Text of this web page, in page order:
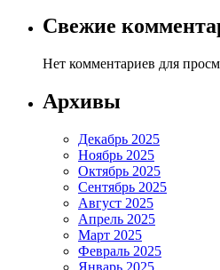
Свежие
Нет комментариев для
Архивы
Декабрь 2025
Ноябрь 2025
Октябрь 2025
Сентябрь 2025
Август 2025
Апрель 2025
Март 2025
Февраль 2025